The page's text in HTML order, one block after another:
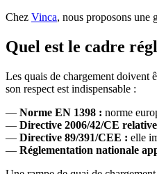
Chez Vinca, nous proposons une
Quel est le cadre
Les quais de chargement doivent
son respect est indispensable :
— Norme EN 1398 : norme
— Directive 2006/42/CE
— Directive 89/391/CEE : elle
— Réglementation nationale